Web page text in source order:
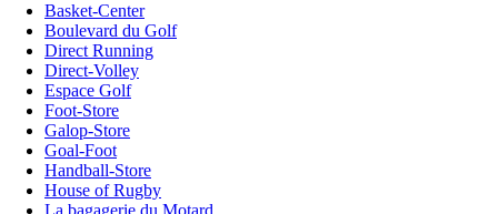
Basket-Center
Boulevard du Golf
Direct Running
Direct-Volley
Espace Golf
Foot-Store
Galop-Store
Goal-Foot
Handball-Store
House of Rugby